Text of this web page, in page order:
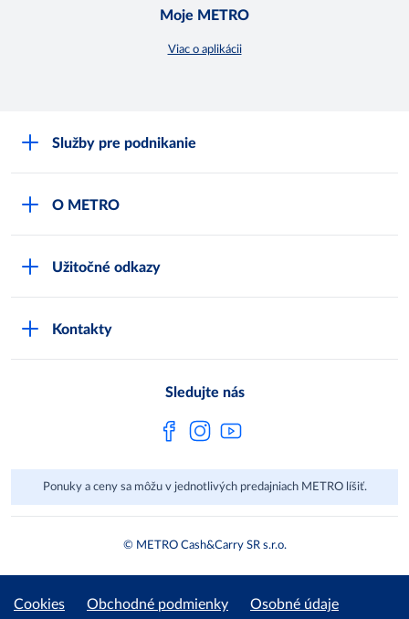
Moje METRO
Viac o aplikácii
Služby pre podnikanie
Track & trace
O METRO
Užitočné odkazy
Kontakty
Sledujte nás
Ponuky a ceny sa môžu v jednotlivých predajniach METRO líšiť.
© METRO Cash&Carry SR s.r.o.
Cookies Obchodné podmienky Osobné údaje